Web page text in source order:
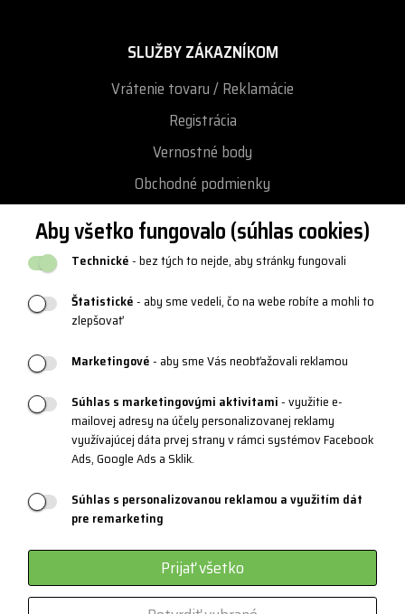
Aby všetko fungovalo (súhlas cookies)
Technické- bez tých to nejde, aby stránky fungovali
Štatistické- aby sme vedeli, čo na webe robíte a mohli to
zlepšovať
Marketingové- aby sme Vás neobťažovali reklamou
Súhlas s marketingovými aktivitami- využitie e-
mailovej adresy na účely personalizovanej reklamy
využívajúcej dáta prvej strany v rámci systémov Facebook
Ads, Google Ads a Sklik.
Súhlas s personalizovanou reklamou a využitím dát
pre remarketing
Prijať všetko
SLUŽBY ZÁKAZNÍKOM
Vrátenie tovaru / Reklamácie
Registrácia
Vernostné body
Obchodné podmienky
Ochrana osobných údajov
Vrátenie a výmena tovaru
Katalógy a logy
PRODUKTOVÁ PODPORA
Veľkostné tabuľky
Materiály a technológie
Športové okuliare
Certifikáty